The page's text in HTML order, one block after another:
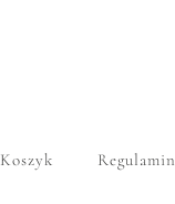
Koszyk Regulamin